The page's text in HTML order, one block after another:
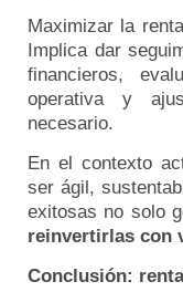
Maximizar la
Implica dar
financieros,
operativa y
necesario.
En el contexto
ser ágil,
exitosas no solo
reinvertirlas con
Conclusión: